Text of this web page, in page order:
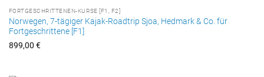
FORTGESCHRITTENEN-KURSE [F1, F2]
Norwegen, 7-tägiger Kajak-Roadtrip Sjoa, Hedmark & Co. für
Fortgeschrittene [F1]
899,00 €